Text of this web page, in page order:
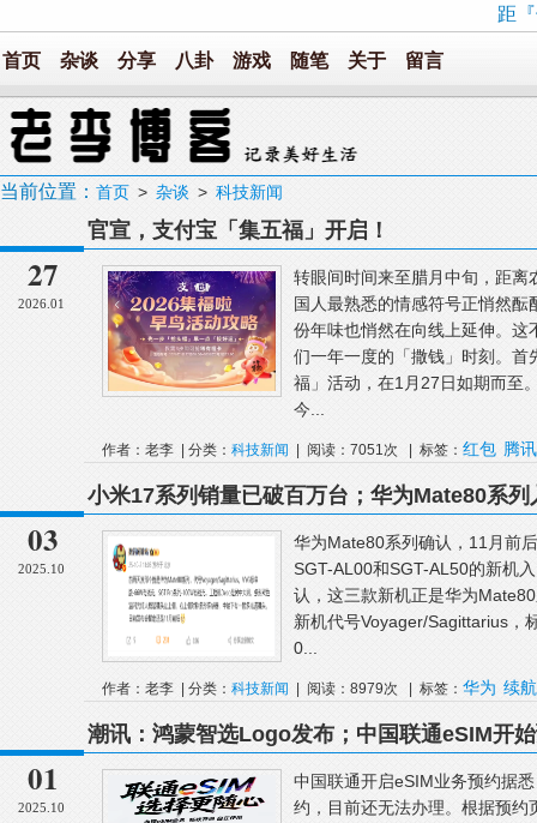
距
首页 杂谈 分享 八卦 游戏 随笔 关于 留言
当前位置： 首页 > 杂谈 > 科技新闻
27
2026.01
官宣，支付宝「集五福」开启！
转眼间时间来至腊月中旬，距
国人最熟悉的情感符号正悄然
份年味也悄然在向线上延伸。
们一年一度的「撒钱」时刻。
福」活动，在1月27日如期而至
今...
作者：老李 | 分类： 科技新闻 | 阅读：7051次 | 标签： 红包 腾讯
03
2025.10
小米17系列销量已破百万台；华为Mate80系
市；2025年全国观影人次破10亿
华为Mate80系列确认，11月前
SGT-AL00和SGT-AL50的新机
认，这三款新机正是华为
新机代号Voyager/Sagittarius，
0...
作者：老李 | 分类： 科技新闻 | 阅读：8979次 | 标签： 华为 续航
01
2025.10
潮讯：鸿蒙智选Logo发布；中国联通eSIM开
全事故；苹果发布iOS 26.0.1正式版更新
中国联通开启eSIM业务预约据
约，目前还无法办理。根据预